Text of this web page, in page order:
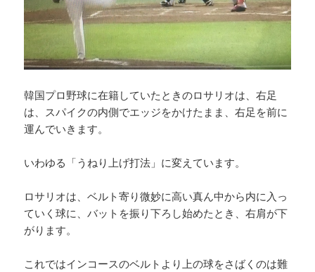
韓国プロ野球に在籍していたときのロサリオは、右足
は、スパイクの内側でエッジをかけたまま、右足を前に
運んでいきます。
いわゆる「うねり上げ打法」に変えています。
ロサリオは、ベルト寄り微妙に高い真ん中から内に入っ
ていく球に、バットを振り下ろし始めたとき、右肩が下
がります。
これではインコースのベルトより上の球をさばくのは難